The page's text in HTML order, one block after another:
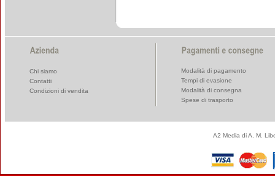
Chi siamo
Contatti
Condizioni di vendita
Modalità di pagamento
Tempi di evasione
Modalità di consegna
Spese di trasporto
A2 Media di A. M.